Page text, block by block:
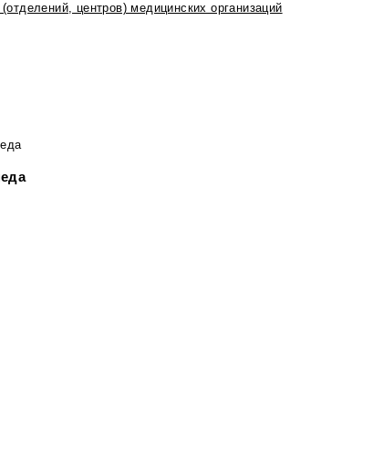
центров) медицинских организаций